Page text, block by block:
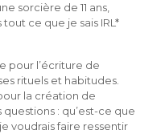
sorcière de 11 ans,
ce que je sais IRL*
pour l’écriture de
rituels et habitudes.
la création de
: qu’est-ce que
voudrais faire ressentir